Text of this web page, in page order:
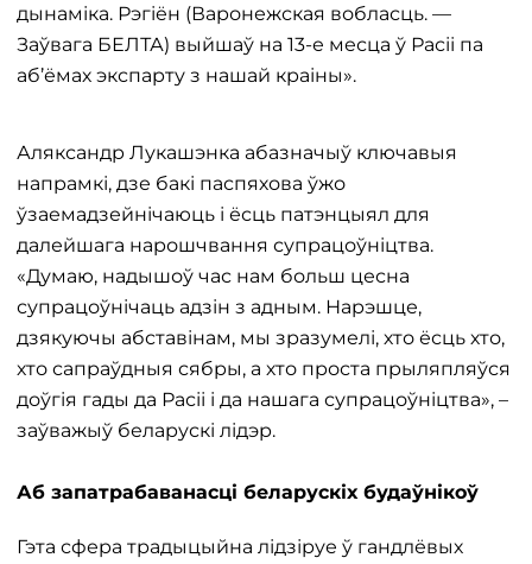
дынаміка. Рэгіён (Варонежская вобласць. —
Заўвага БЕЛТА) выйшаў на 13-е месца ў Расіі па
аб’ёмах экспарту з нашай краіны».
Аляксандр Лукашэнка абазначыў ключавыя
напрамкі, дзе бакі паспяхова ўжо
ўзаемадзейнічаюць і ёсць патэнцыял для
далейшага нарошчвання супрацоўніцтва.
«Думаю, надышоў час нам больш цесна
супрацоўнічаць адзін з адным. Нарэшце,
дзякуючы абставінам, мы зразумелі, хто ёсць хто,
хто сапраўдныя сябры, а хто проста прыляпляўся
доўгія гады да Расіі і да нашага супрацоўніцтва», –
заўважыў беларускі лідэр.
Аб запатрабаванасці беларускіх будаўнікоў
Гэта сфера традыцыйна лідзіруе ў гандлёвых